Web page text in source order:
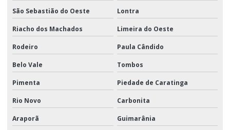
São Sebastião do Oeste Lontra
Riacho dos Machados Limeira do Oeste
Rodeiro Paula Cândido
Belo Vale Tombos
Pimenta Piedade de Caratinga
Rio Novo Carbonita
Araporã Guimarânia